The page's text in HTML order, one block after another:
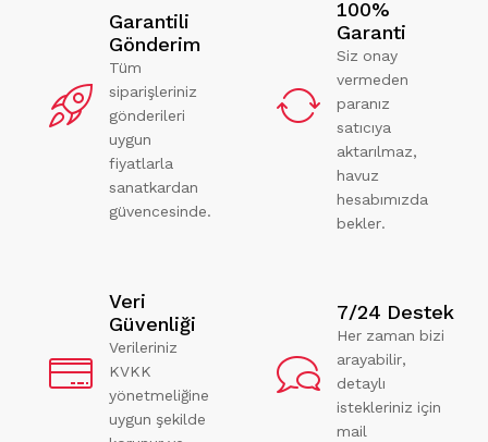
Garantili
Gönderim
Tüm
siparişleriniz
gönderileri
uygun
fiyatlarla
sanatkardan
güvencesinde.
100%
Garanti
Siz onay
vermeden
paranız
satıcıya
aktarılmaz,
havuz
hesabımızda
bekler.
Veri
Güvenliği
Verileriniz
KVKK
yönetmeliğine
uygun şekilde
7/24 Destek
Her zaman bizi
arayabilir,
detaylı
istekleriniz için
mail